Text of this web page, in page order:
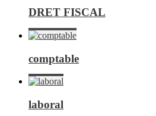
DRET FISCAL
comptable
laboral